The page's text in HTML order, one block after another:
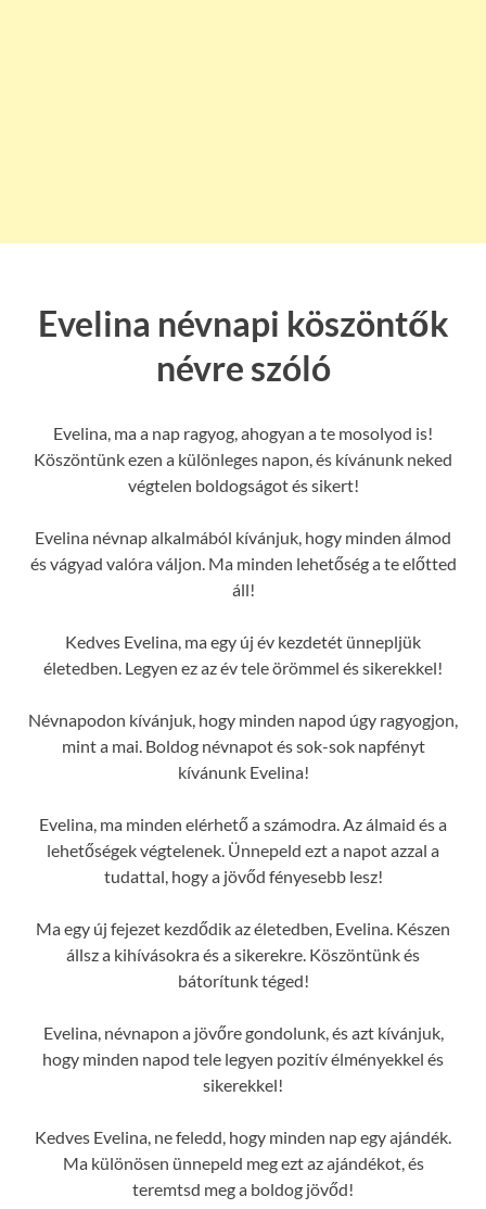
Evelina névnapi köszöntők
névre szóló
Evelina, ma a nap ragyog, ahogyan a te mosolyod is!
Köszöntünk ezen a különleges napon, és kívánunk neked
végtelen boldogságot és sikert!
Evelina névnap alkalmából kívánjuk, hogy minden álmod
és vágyad valóra váljon. Ma minden lehetőség a te előtted
áll!
Kedves Evelina, ma egy új év kezdetét ünnepljük
életedben. Legyen ez az év tele örömmel és sikerekkel!
Névnapodon kívánjuk, hogy minden napod úgy ragyogjon,
mint a mai. Boldog névnapot és sok-sok napfényt
kívánunk Evelina!
Evelina, ma minden elérhető a számodra. Az álmaid és a
lehetőségek végtelenek. Ünnepeld ezt a napot azzal a
tudattal, hogy a jövőd fényesebb lesz!
Ma egy új fejezet kezdődik az életedben, Evelina. Készen
állsz a kihívásokra és a sikerekre. Köszöntünk és
bátorítunk téged!
Evelina, névnapon a jövőre gondolunk, és azt kívánjuk,
hogy minden napod tele legyen pozitív élményekkel és
sikerekkel!
Kedves Evelina, ne feledd, hogy minden nap egy ajándék.
Ma különösen ünnepeld meg ezt az ajándékot, és
teremtsd meg a boldog jövőd!